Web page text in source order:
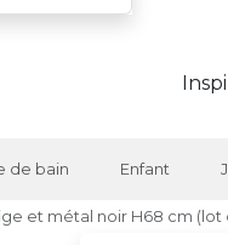
de bain Enfant
et métal noir H68 cm (lot